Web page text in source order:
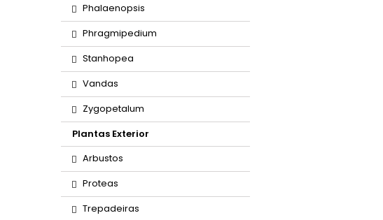
Phalaenopsis
Phragmipedium
Stanhopea
Vandas
Zygopetalum
Plantas Exterior
Arbustos
Proteas
Trepadeiras